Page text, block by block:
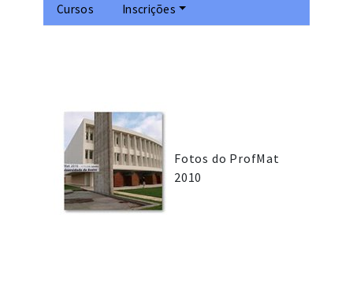
Cursos Inscrições
Fotos do ProfMat
2010